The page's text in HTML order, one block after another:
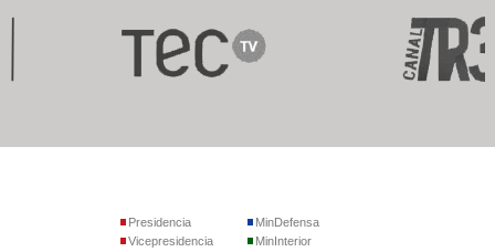
Presidencia
Vicepresidencia
MinDefensa
MinInterior